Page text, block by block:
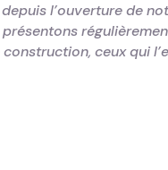
l’ouverture de
présentons
ceux qui